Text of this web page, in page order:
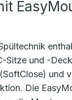
Sitze und -
und
Die